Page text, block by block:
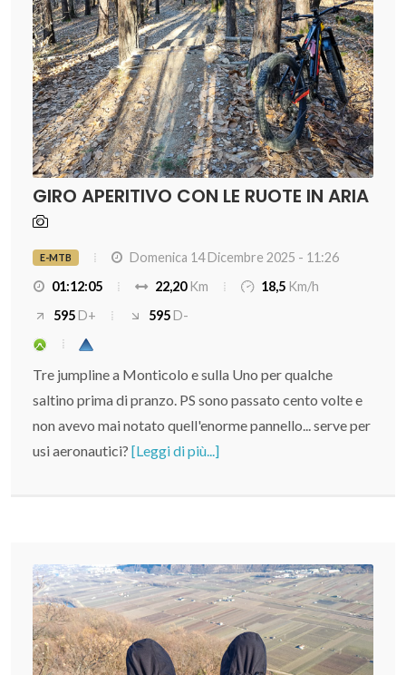
GIRO APERITIVO CON LE RUOTE IN ARIA
E-MTB
Domenica 14 Dicembre 2025 - 11:26
01:12:05
22,20Km 18,5 Km/h
595D+ 595D-
Tre jumpline a Monticolo e sulla Uno per qualche
saltino prima di pranzo. PS sono passato cento volte e
non avevo mai notato quell'enorme pannello... serve per
usi aeronautici? [Leggi di più...]